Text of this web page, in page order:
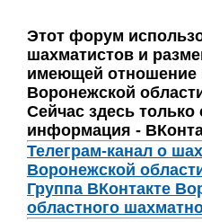
Этот форум
шахматистов и
имеющей отношение
Воронежской
Сейчас здесь
информация -
Телеграм-канал о
Воронежской
Группа ВКонтакте
областного